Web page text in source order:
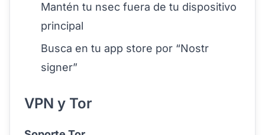
Mantén tu nsec fuera de tu dispositivo
principal
Busca en tu app store por “Nostr
signer”
VPN y Tor